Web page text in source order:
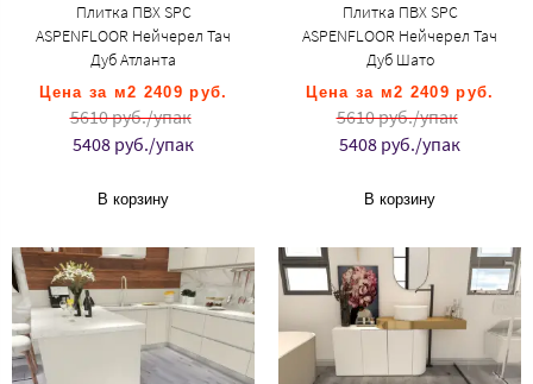
Плитка ПВХ SPC
ASPENFLOOR Нейчерел Тач
Дуб Атланта
Цена за м2 2409 руб.
5610 руб./упак
5408 руб./упак
В корзину
Плитка ПВХ SPC
ASPENFLOOR Нейчерел Тач
Дуб Шато
Цена за м2 2409 руб.
5610 руб./упак
5408 руб./упак
В корзину